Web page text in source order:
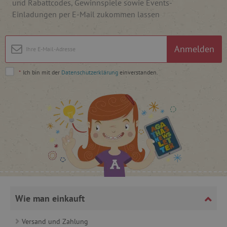
und Rabattcodes, Gewinnspiele sowie Events-
Einladungen per E-Mail zukommen lassen
Anmelden
* Ich bin mit der Datenschutzerklärung einverstanden.
Wie man einkauft
Versand und Zahlung
.ct.pinterest.com